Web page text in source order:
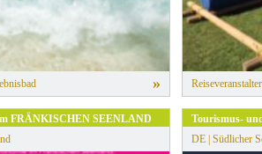
» Reiseveranstalter
FRÄNKISCHEN SEENLAND
Tourismus-
DE | Südlicher